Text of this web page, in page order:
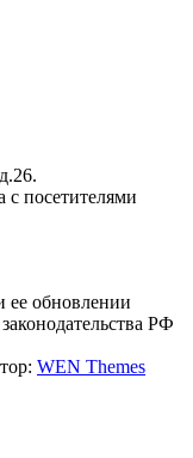
с посетителями
обновлении
РФ
WEN Themes